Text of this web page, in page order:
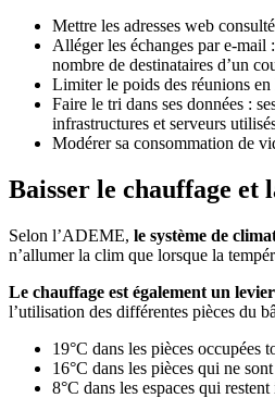
Mettre les adresses web
Alléger les échanges par e-mail
nombre de destinataires d’un
Limiter le poids des réunions
Faire le tri dans ses données :
infrastructures et serveurs
Modérer sa consommation de
Baisser le chauffage et
Selon l’ADEME, le système de
n’allumer la clim que lorsque la
Le chauffage est également un
l’utilisation des différentes pièces du
19°C dans les pièces occupées
16°C dans les pièces qui ne
8°C dans les espaces qui